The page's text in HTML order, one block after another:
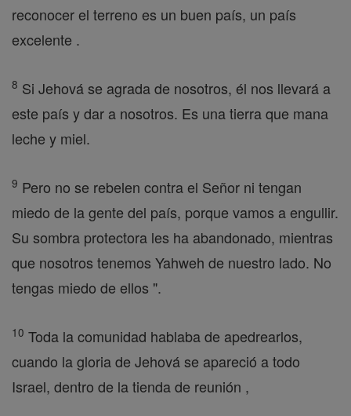
reconocer el terreno es un buen país, un país
excelente .
8 Si Jehová se agrada de nosotros, él nos llevará a
este país y dar a nosotros. Es una tierra que mana
leche y miel.
9 Pero no se rebelen contra el Señor ni tengan
miedo de la gente del país, porque vamos a engullir.
Su sombra protectora les ha abandonado, mientras
que nosotros tenemos Yahweh de nuestro lado. No
tengas miedo de ellos ".
10 Toda la comunidad hablaba de apedrearlos,
cuando la gloria de Jehová se apareció a todo
Israel, dentro de la tienda de reunión ,